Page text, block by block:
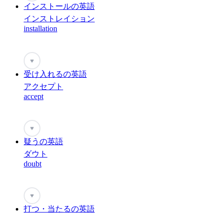
インストールの英語
インストレイション
installation
♥
受け入れるの英語
アクセプト
accept
♥
疑うの英語
ダウト
doubt
♥
打つ・当たるの英語